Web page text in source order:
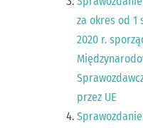
za okres od 1
2020 r.
przez UE
Sprawozdanie